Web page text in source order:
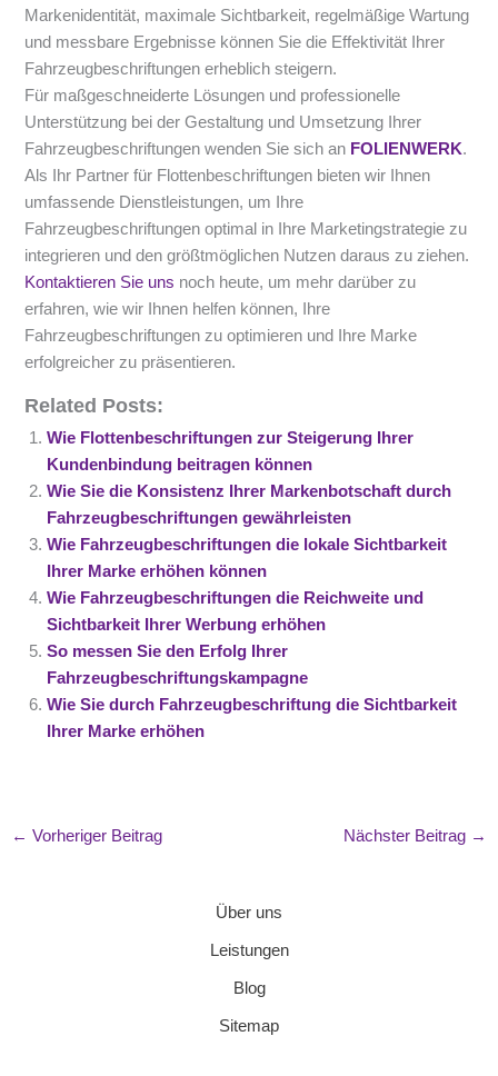
Markenidentität, maximale Sichtbarkeit, regelmäßige Wartung
und messbare Ergebnisse können Sie die Effektivität Ihrer
Fahrzeugbeschriftungen erheblich steigern.
Für maßgeschneiderte Lösungen und professionelle
Unterstützung bei der Gestaltung und Umsetzung Ihrer
Fahrzeugbeschriftungen wenden Sie sich an FOLIENWERK.
Als Ihr Partner für Flottenbeschriftungen bieten wir Ihnen
umfassende Dienstleistungen, um Ihre
Fahrzeugbeschriftungen optimal in Ihre Marketingstrategie zu
integrieren und den größtmöglichen Nutzen daraus zu ziehen.
Kontaktieren Sie uns noch heute, um mehr darüber zu
erfahren, wie wir Ihnen helfen können, Ihre
Fahrzeugbeschriftungen zu optimieren und Ihre Marke
erfolgreicher zu präsentieren.
Related Posts:
Wie Flottenbeschriftungen zur Steigerung Ihrer
Kundenbindung beitragen können
Wie Sie die Konsistenz Ihrer Markenbotschaft durch
Fahrzeugbeschriftungen gewährleisten
Wie Fahrzeugbeschriftungen die lokale Sichtbarkeit
Ihrer Marke erhöhen können
Wie Fahrzeugbeschriftungen die Reichweite und
Sichtbarkeit Ihrer Werbung erhöhen
So messen Sie den Erfolg Ihrer
Fahrzeugbeschriftungskampagne
Wie Sie durch Fahrzeugbeschriftung die Sichtbarkeit
Ihrer Marke erhöhen
← Vorheriger Beitrag Nächster Beitrag →
Über uns
Leistungen
Blog
Sitemap